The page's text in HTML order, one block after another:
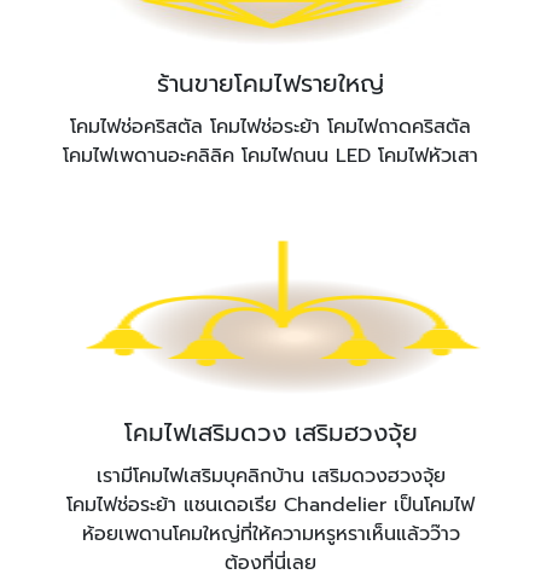
ร้านขายโคมไฟรายใหญ่
โคมไฟช่อคริสตัล โคมไฟช่อระย้า โคมไฟถาดคริสตัล
โคมไฟเพดานอะคลิลิค โคมไฟถนน LED โคมไฟหัวเสา
โคมไฟเสริมดวง เสริมฮวงจุ้ย
เรามีโคมไฟเสริมบุคลิกบ้าน เสริมดวงฮวงจุ้ย
โคมไฟช่อระย้า แชนเดอเรีย Chandelier เป็นโคมไฟ
ห้อยเพดานโคมใหญ่ที่ให้ความหรูหราเห็นแล้วว๊าว
ต้องที่นี่เลย